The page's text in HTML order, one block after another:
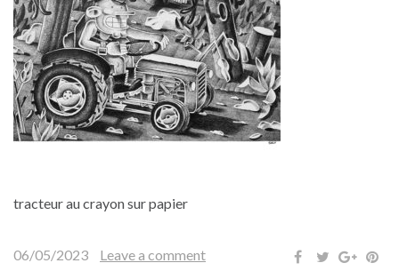
tracteur au crayon sur papier
06/05/2023 Leave a comment